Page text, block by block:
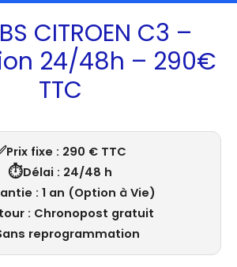
CITROEN C3 –
24/48h – 290€
TTC
Prix fixe : 290 € TTC
⏱️Délai : 24/48 h
: 1 an (Option à Vie)
: Chronopost gratuit
reprogrammation